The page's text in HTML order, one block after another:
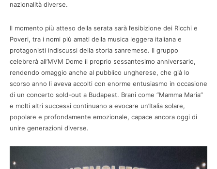
nazionalità diverse.
Il momento più atteso della serata sarà l’esibizione dei Ricchi e
Poveri, tra i nomi più amati della musica leggera italiana e
protagonisti indiscussi della storia sanremese. Il gruppo
celebrerà all’MVM Dome il proprio sessantesimo anniversario,
rendendo omaggio anche al pubblico ungherese, che già lo
scorso anno li aveva accolti con enorme entusiasmo in occasione
di un concerto sold-out a Budapest. Brani come “Mamma Maria”
e molti altri successi continuano a evocare un’Italia solare,
popolare e profondamente emozionale, capace ancora oggi di
unire generazioni diverse.